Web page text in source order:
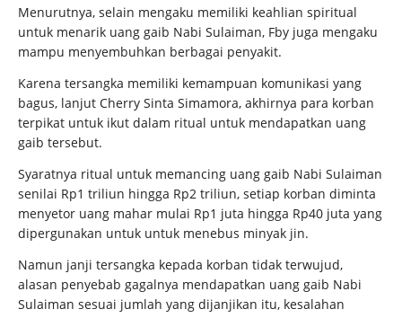
Menurutnya, selain mengaku memiliki keahlian spiritual
untuk menarik uang gaib Nabi Sulaiman, Fby juga mengaku
mampu menyembuhkan berbagai penyakit.
Karena tersangka memiliki kemampuan komunikasi yang
bagus, lanjut Cherry Sinta Simamora, akhirnya para korban
terpikat untuk ikut dalam ritual untuk mendapatkan uang
gaib tersebut.
Syaratnya ritual untuk memancing uang gaib Nabi Sulaiman
senilai Rp1 triliun hingga Rp2 triliun, setiap korban diminta
menyetor uang mahar mulai Rp1 juta hingga Rp40 juta yang
dipergunakan untuk untuk menebus minyak jin.
Namun janji tersangka kepada korban tidak terwujud,
alasan penyebab gagalnya mendapatkan uang gaib Nabi
Sulaiman sesuai jumlah yang dijanjikan itu, kesalahan